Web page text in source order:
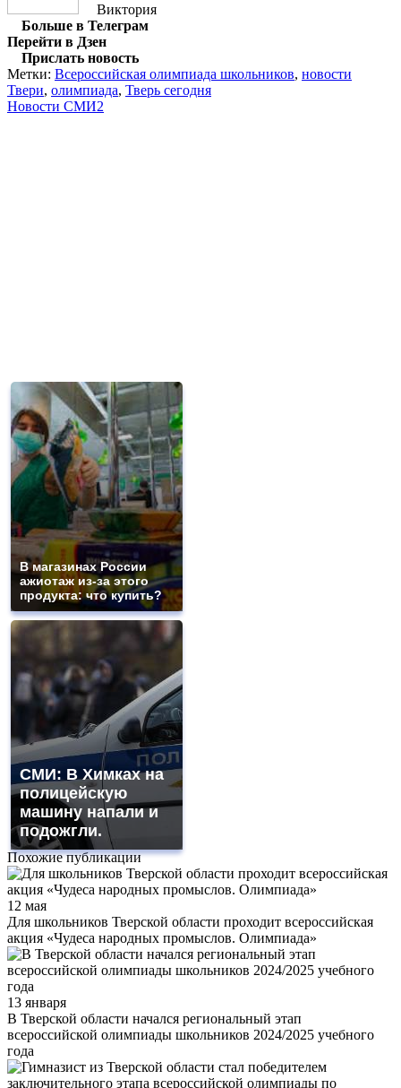
Виктория
Больше в Телеграм
Перейти в Дзен
Прислать новость
Метки: Всероссийская олимпиада школьников, новости
Твери, олимпиада, Тверь сегодня
Новости СМИ2
В магазинах России
ажиотаж из-за этого
продукта: что купить?
СМИ: В Химках на
полицейскую
машину напали и
подожгли.
Похожие публикации
12 мая
Для школьников Тверской области проходит всероссийская
акция «Чудеса народных промыслов. Олимпиада»
13 января
В Тверской области начался региональный этап
всероссийской олимпиады школьников 2024/2025 учебного
года